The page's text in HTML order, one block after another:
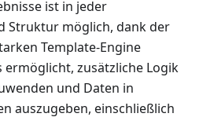
ist in jeder
Struktur möglich, dank der
Template-Engine
ermöglicht, zusätzliche Logik
und Daten in
auszugeben, einschließlich